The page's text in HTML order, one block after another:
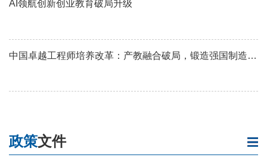
AI领航创新创业教育破局升级
中国卓越工程师培养改革：产教融合破局，锻造强国制造核
政策文件